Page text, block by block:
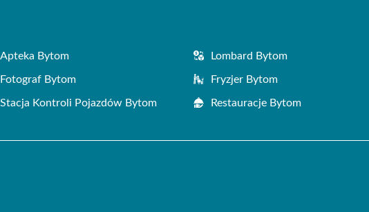
Apteka Bytom Lombard Bytom
Fotograf Bytom Fryzjer Bytom
Stacja Kontroli Pojazdów Bytom Restauracje Bytom